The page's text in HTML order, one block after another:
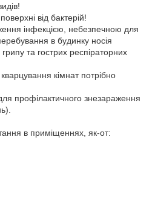
від бактерій!
інфекцією, небезпечною для
в будинку носія
грипу та гострих респіраторних
кімнат потрібно
профілактичного знезараження
в приміщеннях, як-от: